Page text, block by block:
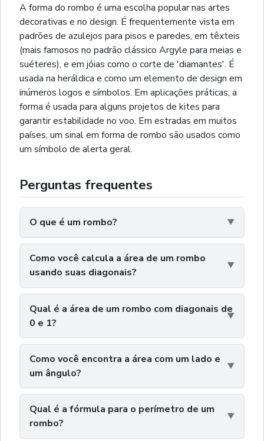
A forma do rombo é uma escolha popular nas artes
decorativas e no design. É frequentemente vista em
padrões de azulejos para pisos e paredes, em têxteis
(mais famosos no padrão clássico Argyle para meias e
suéteres), e em jóias como o corte de 'diamantes'. É
usada na heráldica e como um elemento de design em
inúmeros logos e símbolos. Em aplicações práticas, a
forma é usada para alguns projetos de kites para
garantir estabilidade no voo. Em estradas em muitos
países, um sinal em forma de rombo são usados como
um símbolo de alerta geral.
Perguntas frequentes
O que é um rombo?
Como você calcula a área de um rombo
usando suas diagonais?
Qual é a área de um rombo com diagonais de
0 e 1?
Como você encontra a área com um lado e
um ângulo?
Qual é a fórmula para o perímetro de um
rombo?